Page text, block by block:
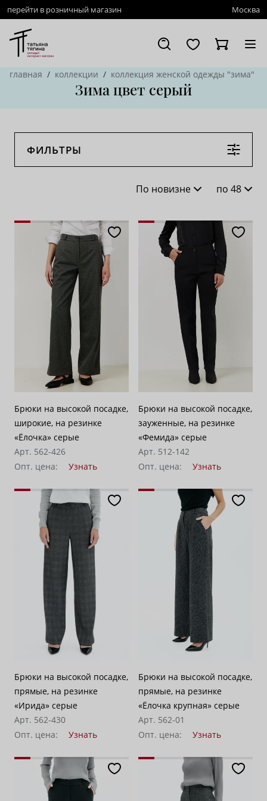
перейти в розничный магазин Москва
главная коллекции коллекция женской одежды "зима"
Зима цвет серый
ФИЛЬТРЫ
По новизне
По популярности
По возрастанию цены
По убыванию цены
по 48
28
Брюки на высокой посадке,
широкие, на резинке
«Ёлочка» серые
Арт. 562-426
Опт. цена:
Узнать
Брюки на высокой посадке,
зауженные, на резинке
«Фемида» серые
Арт. 512-142
Опт. цена:
Узнать
Брюки на высокой посадке,
прямые, на резинке
«Ирида» серые
Арт. 562-430
Опт. цена:
Узнать
Брюки на высокой посадке,
прямые, на резинке
«Ёлочка крупная» серые
Арт. 562-01
Опт. цена:
Узнать